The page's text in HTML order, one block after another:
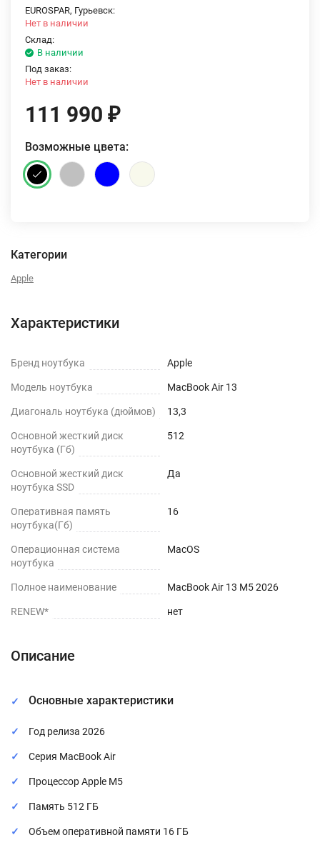
EUROSPAR, Гурьевск:
Нет в наличии
Склад:
В наличии
Под заказ:
Нет в наличии
111 990 ₽
Возможные цвета:
Категории
Apple
Характеристики
Бренд ноутбука Apple
Модель ноутбука MacBook Air 13
Диагональ ноутбука (дюймов) 13,3
Основной жесткий диск
ноутбука (Гб)
512
Основной жесткий диск
ноутбука SSD
Да
Оперативная память
ноутбука(Гб)
16
Операционная система
ноутбука
MacOS
Полное наименование MacBook Air 13 M5 2026
RENEW* нет
Описание
Основные характеристики
Год релиза 2026
Серия MacBook Air
Процессор Apple M5
Память 512 ГБ
Объем оперативной памяти 16 ГБ